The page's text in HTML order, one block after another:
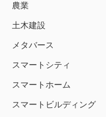
農業
土木建設
メタバース
スマートシティ
スマートホーム
スマートビルディング